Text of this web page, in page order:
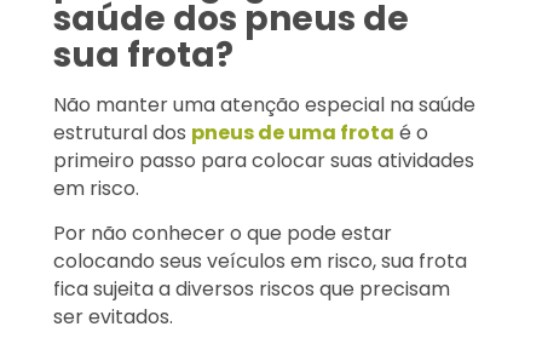
saúde dos pneus de
sua frota?
Não manter uma atenção especial na saúde
estrutural dos pneus de uma frota é o
primeiro passo para colocar suas atividades
em risco.
Por não conhecer o que pode estar
colocando seus veículos em risco, sua frota
fica sujeita a diversos riscos que precisam
ser evitados.